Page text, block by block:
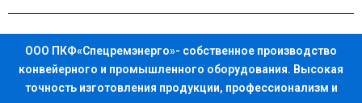
ООО ПКФ«Спецремэнерго»- собственное производство
конвейерного и промышленного оборудования. Высокая
точность изготовления продукции, профессионализм и